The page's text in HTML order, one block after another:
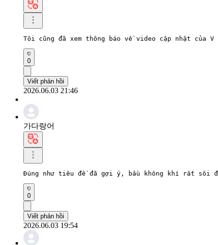
Tôi cũng đã xem thông báo về video cập nhật
0
Viết phản hồi
2026.06.03 21:46
가다랑어
Đúng như tiêu đề đã gợi ý, bầu không khí rất sôi
0
Viết phản hồi
2026.06.03 19:54